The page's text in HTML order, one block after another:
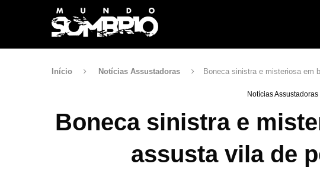
Início Notícias Assustadoras Boneca sinistra e misteriosa em
Notícias Assustadoras
Boneca sinistra e
assusta vila de